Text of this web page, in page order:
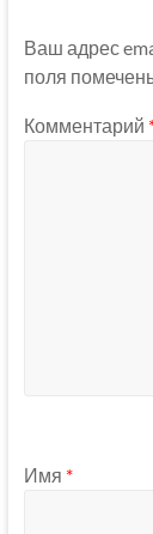
Ваш адрес
поля
Комментарий
Имя *